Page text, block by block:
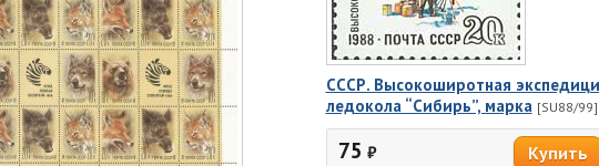
СССР. Высокоширотная
ледокола “Сибирь”, марка [SU88/99]
75 ₽